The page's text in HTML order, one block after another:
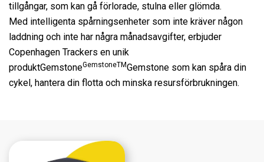
tillgångar, som kan gå förlorade, stulna eller glömda.
Med intelligenta spårningsenheter som inte kräver någon
laddning och inte har några månadsavgifter, erbjuder
Copenhagen Trackers en unik
produktGemstoneGemstoneTMGemstone som kan spåra din
cykel, hantera din flotta och minska resursförbrukningen.